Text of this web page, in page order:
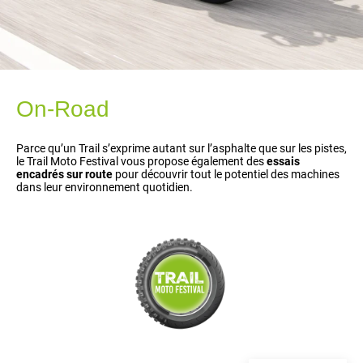
On-Road
Parce qu’un Trail s’exprime autant sur l’asphalte que sur les pistes,
le Trail Moto Festival vous propose également desessais
encadrés sur route pour découvrir tout le potentiel des machines
dans leur environnement quotidien.